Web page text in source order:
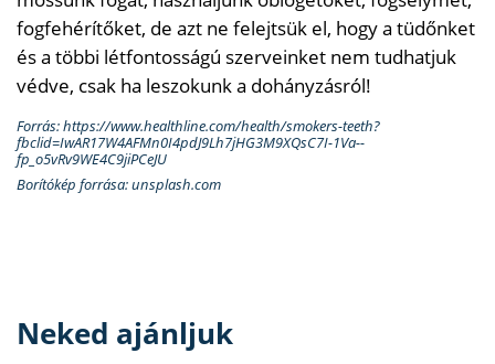
fogfehérítőket, de azt ne felejtsük el, hogy a tüdőnket
és a többi létfontosságú szerveinket nem tudhatjuk
védve, csak ha leszokunk a dohányzásról!
Forrás: https://www.healthline.com/health/smokers-teeth?
fbclid=IwAR17W4AFMn0I4pdJ9Lh7jHG3M9XQsC7I-1Va--
fp_o5vRv9WE4C9jiPCeJU
Borítókép forrása: unsplash.com
Neked ajánljuk